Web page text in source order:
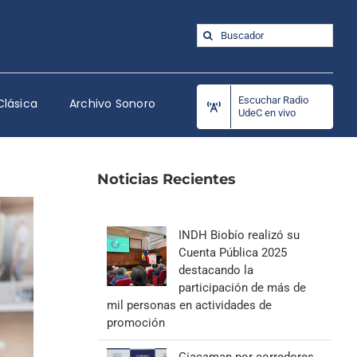
Buscar:
Archivo Sonoro
Escuchar Radio
UdeC en vivo
Noticias Recientes
INDH Biobío realizó su
Cuenta Pública 2025
destacando la
participación de más de
mil personas en actividades de
promoción